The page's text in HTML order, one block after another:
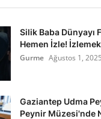
Silik Baba Dünyayı
Hemen İzle!
Gurme Ağustos 1, 2025
Gaziantep Udma
Peynir Müzesi'nde